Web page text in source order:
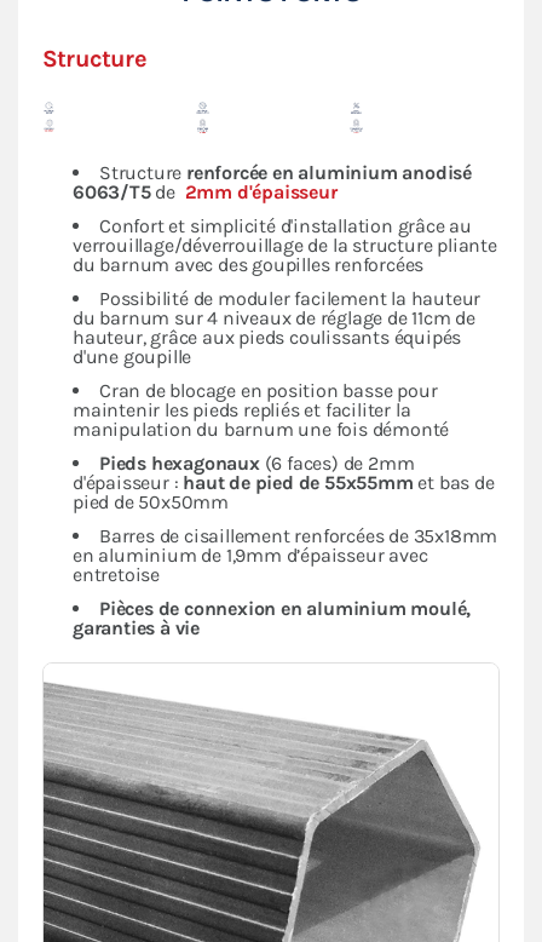
Structure
Structure renforcée en aluminium anodisé
6063/T5 de 2mm d'épaisseur
Confort et simplicité d'installation grâce au
verrouillage/déverrouillage de la structure pliante
du barnum avec des goupilles renforcées
Possibilité de moduler facilement la hauteur
du barnum sur 4 niveaux de réglage de 11cm de
hauteur, grâce aux pieds coulissants équipés
d'une goupille
Cran de blocage en position basse pour
maintenir les pieds repliés et faciliter la
manipulation du barnum une fois démonté
Pieds hexagonaux (6 faces) de 2mm
d'épaisseur : haut de pied de 55x55mm et bas de
pied de 50x50mm
Barres de cisaillement renforcées de 35x18mm
en aluminium de 1,9mm d’épaisseur avec
entretoise
Pièces de connexion en aluminium moulé,
garanties à vie